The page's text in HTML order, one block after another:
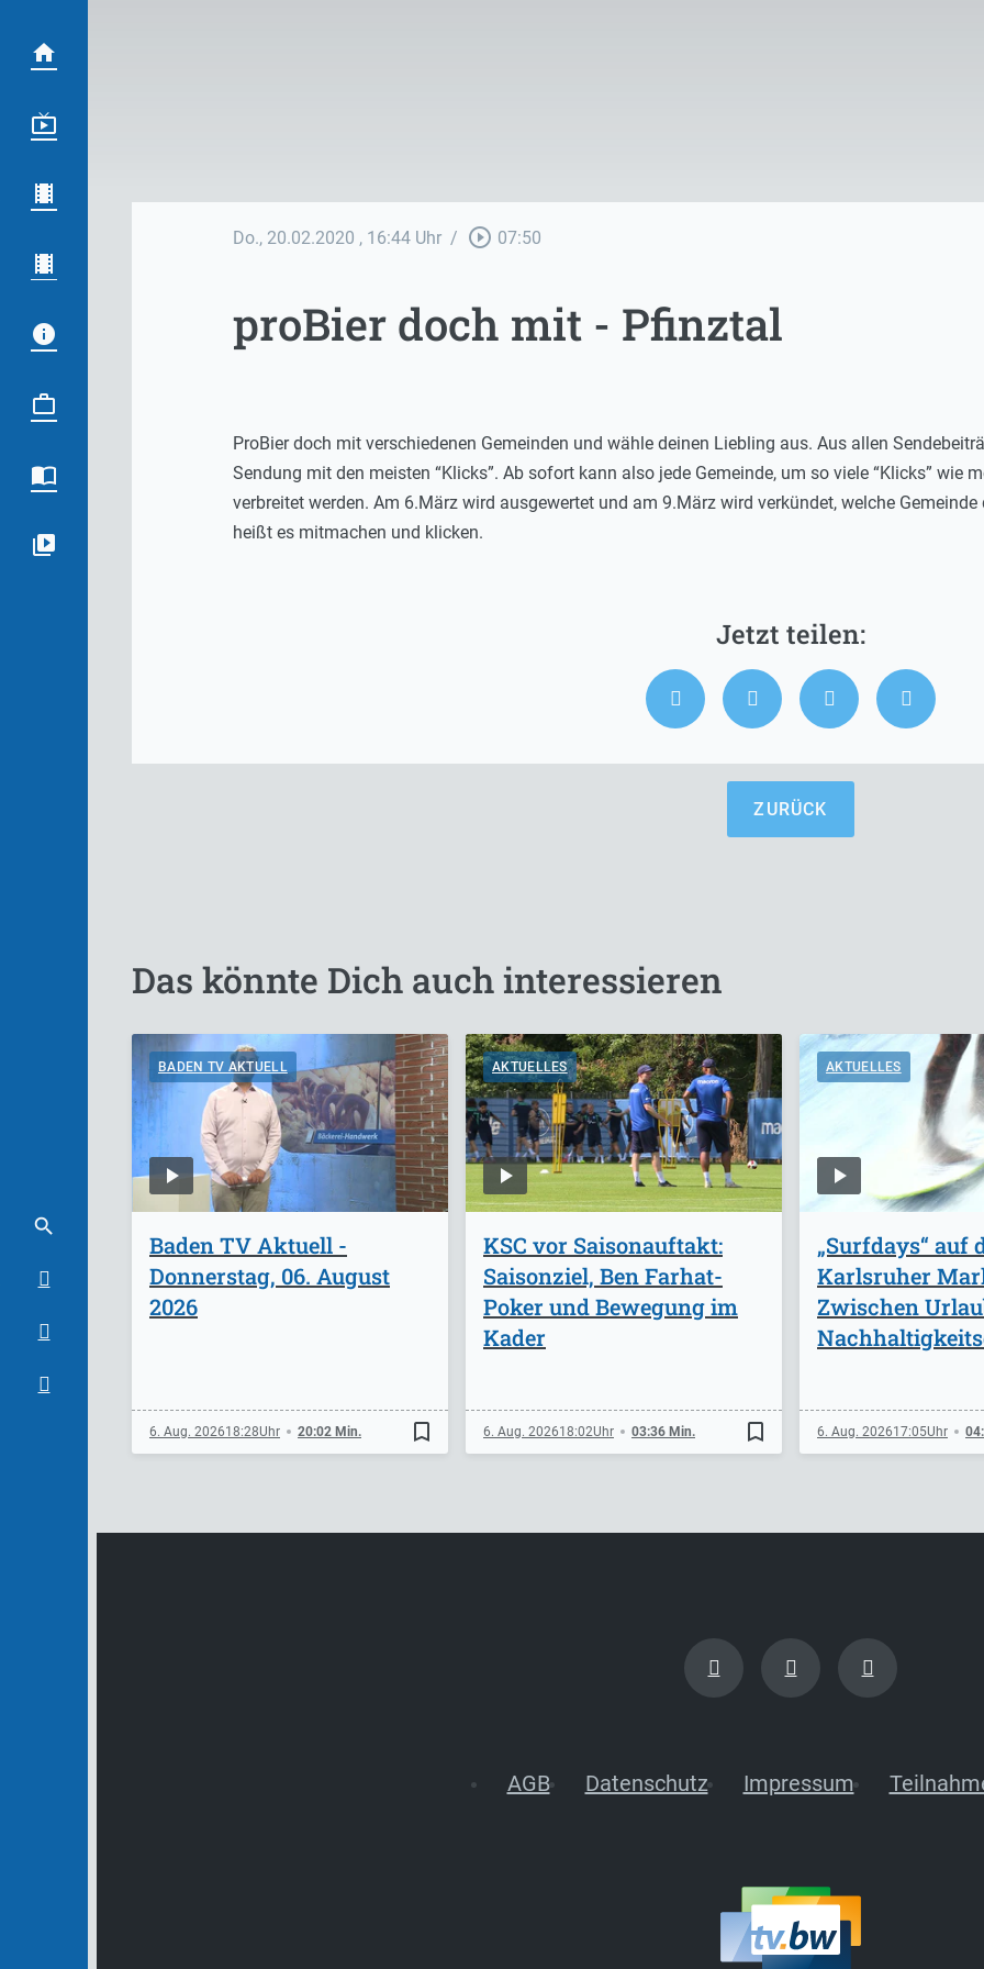
Do., 20.02.2020 , 16:44 Uhr / play_circle_outline 07:50
proBier doch mit - Pfinztal
ProBier doch mit verschiedenen Gemeinden und wähle deinen Liebling aus. Aus allen
Sendung mit den meisten “Klicks”. Ab sofort kann also jede Gemeinde, um so viele “Klicks” wie
verbreitet werden. Am 6.März wird ausgewertet und am 9.März wird verkündet, welche
heißt es mitmachen und klicken.
ZURÜCK
Das könnte Dich auch interessieren
BADEN TV AKTUELL
Baden TV Aktuell -
Donnerstag, 06. August
2026
6. Aug. 202618:28 20:02 Min. bookmark_border
AKTUELLES
KSC vor Saisonauftakt:
Saisonziel, Ben Farhat-
Poker und Bewegung im
Kader
6. Aug. 202618:02 03:36 Min. bookmark_border
AKTUELLES
„Surfdays“ auf
Karlsruher
Zwischen
6. Aug. 202617:05
AGB Datenschutz Impressum